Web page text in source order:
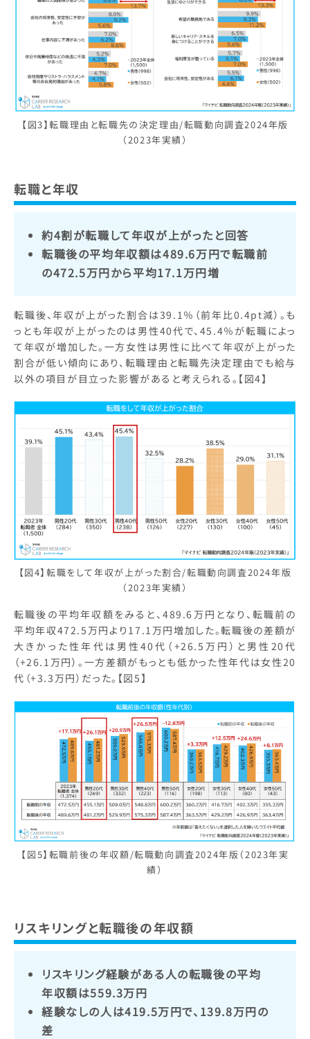
【図3】転職理由と転職先の決定理由/転職動向調査2024年版
（2023年実績）
転職と年収
約4割が転職して年収が上がったと回答
転職後の平均年収額は489.6万円で転職前
の472.5万円から平均17.1万円増
転職後、年収が上がった割合は39.1％（前年比0.4pt減）。も
っとも年収が上がったのは男性40代で、45.4％が転職によっ
て年収が増加した。一方女性は男性に比べて年収が上がった
割合が低い傾向にあり、転職理由と転職先決定理由でも給与
以外の項目が目立った影響があると考えられる。【図4】
【図4】転職をして年収が上がった割合/転職動向調査2024年版
（2023年実績）
転職後の平均年収額をみると、489.6万円となり、転職前の
平均年収472.5万円より17.1万円増加した。転職後の差額が
大きかった性年代は男性40代（+26.5万円）と男性20代
（+26.1万円）。一方差額がもっとも低かった性年代は女性20
代（+3.3万円）だった。【図5】
【図5】転職前後の年収額/転職動向調査2024年版（2023年実
績）
リスキリングと転職後の年収額
リスキリング経験がある人の転職後の平均
年収額は559.3万円
経験なしの人は419.5万円で、139.8万円の
差